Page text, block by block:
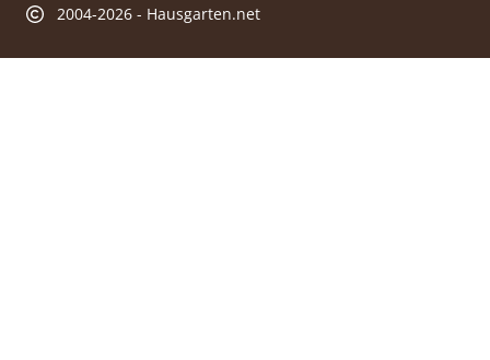
2004-2026 - Hausgarten.net